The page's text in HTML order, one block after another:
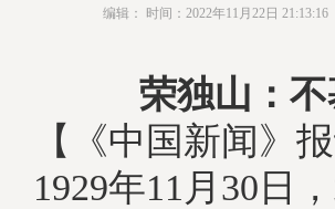
编辑： 时间：2022年11月22日 21:13:16
荣独山：
【《中国新闻》
1929年11月30日